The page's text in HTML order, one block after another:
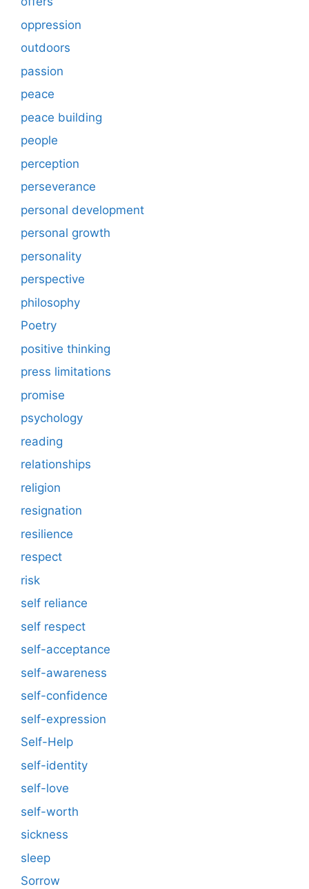
oppression
outdoors
passion
peace
peace building
people
perception
perseverance
personal development
personal growth
personality
perspective
philosophy
Poetry
positive thinking
press limitations
promise
psychology
reading
relationships
religion
resignation
resilience
respect
risk
self reliance
self respect
self-acceptance
self-awareness
self-confidence
self-expression
Self-Help
self-identity
self-love
self-worth
sickness
sleep
Sorrow